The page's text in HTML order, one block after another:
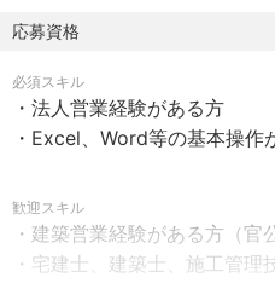
ります）
滋賀県内を中心に、地域のラ
ロジェクトを手がけています
が可能です。
◎公共・教育施設（地域を支
隔週土曜日・日曜日・祝日・
【昇給・賞与】
昇給：年1回
【福利厚生】
健康保険
応募資格
必須スキル
・法人営業経験がある方
・Excel、Word等の基本操作
歓迎スキル
・建築営業経験がある方（官
・宅建士、建築士、施工管